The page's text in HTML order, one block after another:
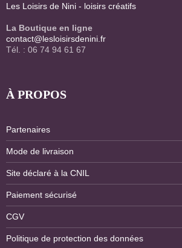
Les Loisirs de Nini - loisirs créatifs
La Boutique en ligne
contact@lesloisirsdenini.fr
Tél. : 06 74 94 61 67
À PROPOS
Partenaires
Mode de livraison
Site déclaré à la CNIL
Paiement sécurisé
CGV
Politique de protection des données